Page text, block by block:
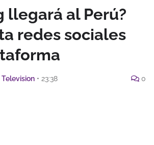
llegará al Perú?
redes sociales
• 23:38 0